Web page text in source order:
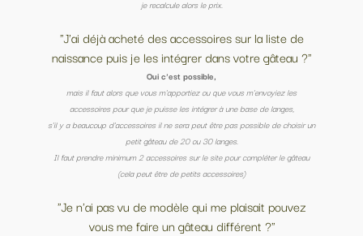
je recalcule alors le prix.
"J'ai déjà acheté des accessoires sur la liste de
naissance puis je les intégrer dans votre gâteau ?"
Oui c'est possible,
mais il faut alors que vous m'apportiez ou que vous m'envoyiez les
accessoires pour que je puisse les intégrer à une base de langes,
s'il y a beaucoup d'accessoires il ne sera peut être pas possible de choisir un
petit gâteau de 20 ou 30 langes.
Il faut prendre minimum 2 accessoires sur le site pour compléter le gâteau
(cela peut être de petits accessoires)
"Je n'ai pas vu de modèle qui me plaisait pouvez
vous me faire un gâteau différent ?"